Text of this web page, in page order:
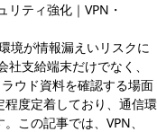
リティ強化｜VPN・
境が情報漏えいリスクに
支給端末だけでなく、
ウド資料を確認する場面
度定着しており、通信環
この記事では、VPN、